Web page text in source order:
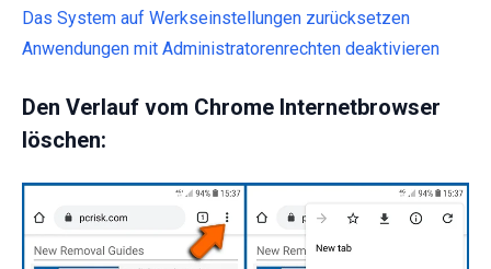
Das System auf Werkseinstellungen zurücksetzen
Anwendungen mit Administratorenrechten deaktivieren
Den Verlauf vom Chrome Internetbrowser
löschen: